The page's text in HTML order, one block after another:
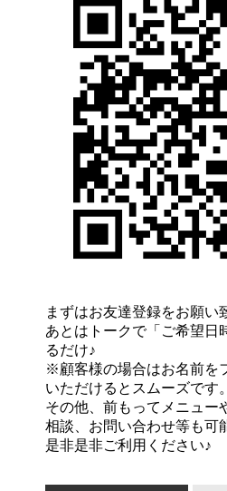
まずはお友達登録をお願い
あとはトークで「ご希望日
るだけ♪
※顧客様の場合はお名前を
いただけるとスムーズです。
その他、前もってメニュー
相談、お問い合わせ等も可
是非是非ご利用ください♪